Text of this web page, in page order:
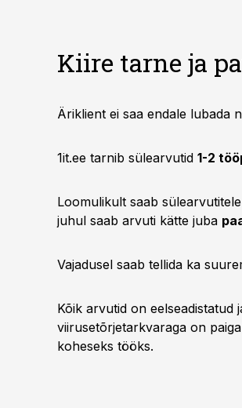
Kiire tarne ja
Äriklient ei saa endale lubada
1it.ee tarnib sülearvutid 1-2
Loomulikult saab
juhul saab arvuti kätte juba
Vajadusel saab tellida ka
Kõik arvutid on eelseadistatud
viirusetõrjetarkvaraga on
koheseks tööks.